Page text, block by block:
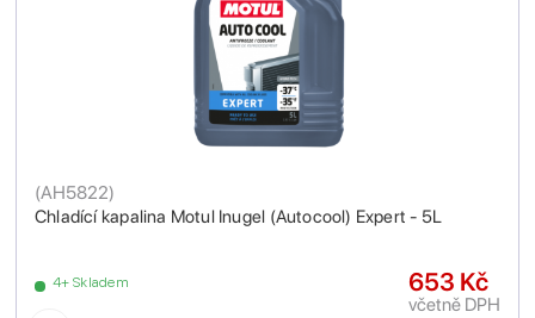
Chladící kapalina Motul Inugel (Autocool) Expert - 5L
(AH5822)
4+ Skladem 653 Kč
včetně DPH